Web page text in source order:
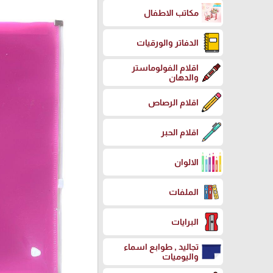
مكاتب الاطفال
الدفاتر والورقيات
اقلام الفولوماستر
والدهان
اقلام الرصاص
اقلام الحبر
الالوان
الملفات
البرايات
تجاليد , طوابع اسماء
واليوميات